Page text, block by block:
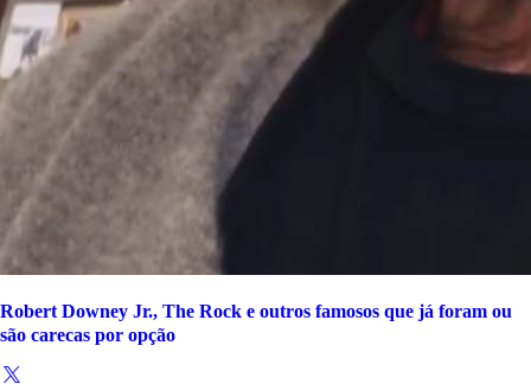
Robert Downey Jr., The Rock e outros famosos que já foram ou
são carecas por opção